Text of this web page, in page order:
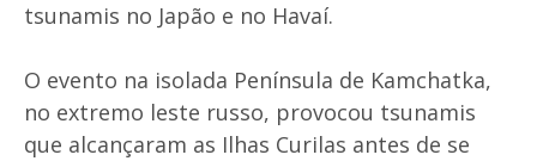
tsunamis no Japão e no Havaí.
O evento na isolada Península de Kamchatka,
no extremo leste russo, provocou tsunamis
que alcançaram as Ilhas Curilas antes de se